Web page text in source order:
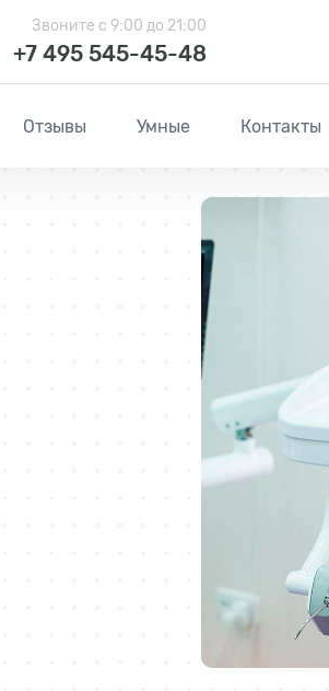
Звоните с 9:00 до 21:00
+7 495 545-45-48
Отзывы Умные Контакты